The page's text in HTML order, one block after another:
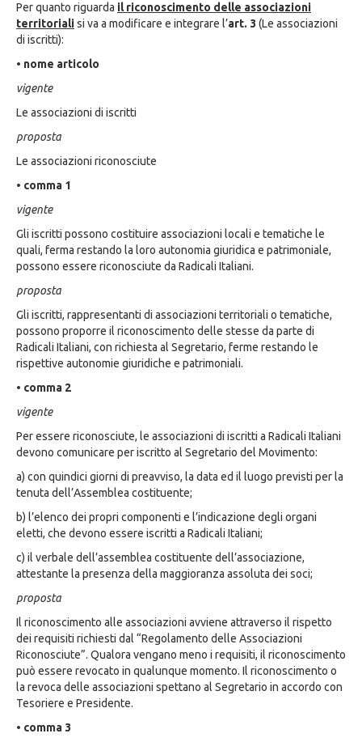
Per quanto riguarda il riconoscimento delle associazioni
territorialisi va a modificare e integrare l’art. 3 (Le associazioni
di iscritti):
• nome articolo
vigente
Le associazioni di iscritti
proposta
Le associazioni riconosciute
• comma 1
vigente
Gli iscritti possono costituire associazioni locali e tematiche le
quali, ferma restando la loro autonomia giuridica e patrimoniale,
possono essere riconosciute da Radicali Italiani.
proposta
Gli iscritti, rappresentanti di associazioni territoriali o tematiche,
possono proporre il riconoscimento delle stesse da parte di
Radicali Italiani, con richiesta al Segretario, ferme restando le
rispettive autonomie giuridiche e patrimoniali.
• comma 2
vigente
Per essere riconosciute, le associazioni di iscritti a Radicali Italiani
devono comunicare per iscritto al Segretario del Movimento:
a) con quindici giorni di preavviso, la data ed il luogo previsti per la
tenuta dell’Assemblea costituente;
b) l’elenco dei propri componenti e l’indicazione degli organi
eletti, che devono essere iscritti a Radicali Italiani;
c) il verbale dell’assemblea costituente dell’associazione,
attestante la presenza della maggioranza assoluta dei soci;
proposta
Il riconoscimento alle associazioni avviene attraverso il rispetto
dei requisiti richiesti dal “Regolamento delle Associazioni
Riconosciute”. Qualora vengano meno i requisiti, il riconoscimento
può essere revocato in qualunque momento. Il riconoscimento o
la revoca delle associazioni spettano al Segretario in accordo con
Tesoriere e Presidente.
• comma 3